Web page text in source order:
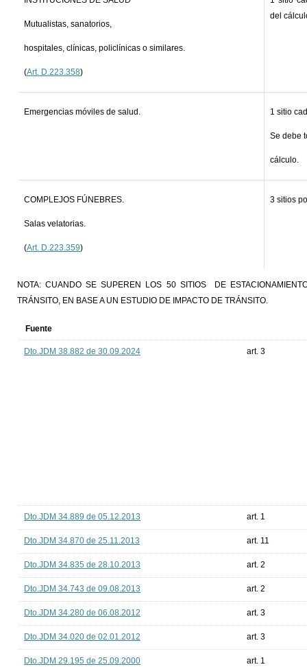
Mutualistas, sanatorios,
hospitales, clínicas, policlínicas o similares.
(Art. D.223.358)
del
Emergencias móviles de salud. 1 sitio
Se debe
cálculo.
COMPLEJOS FÚNEBRES.
Salas velatorias.
(Art. D.223.359)
3 sitios
NOTA: CUANDO SE SUPEREN LOS 50 SITIOS DE
TRÁNSITO, EN BASE A UN ESTUDIO DE IMPACTO DE TRÁNSITO.
Fuente
Dto.JDM 38.882 de 30.09.2024 art. 3
Dto.JDM 34.889 de 05.12.2013 art. 1
Dto.JDM 34.870 de 25.11.2013 art. 11
Dto.JDM 34.835 de 28.10.2013 art. 2
Dto.JDM 34.743 de 09.08.2013 art. 2
Dto.JDM 34.280 de 06.08.2012 art. 3
Dto.JDM 34.020 de 02.01.2012 art. 3
Dto.JDM 29.195 de 25.09.2000 art. 1